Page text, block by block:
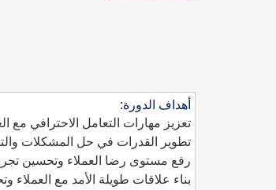
أهداف الدورة:
تعزيز مهارات التعامل الاحترافي مع
تطوير القدرات في حل المشكلات
رفع مستوى رضا العملاء وتحسين
بناء علاقات طويلة الأمد مع العملاء